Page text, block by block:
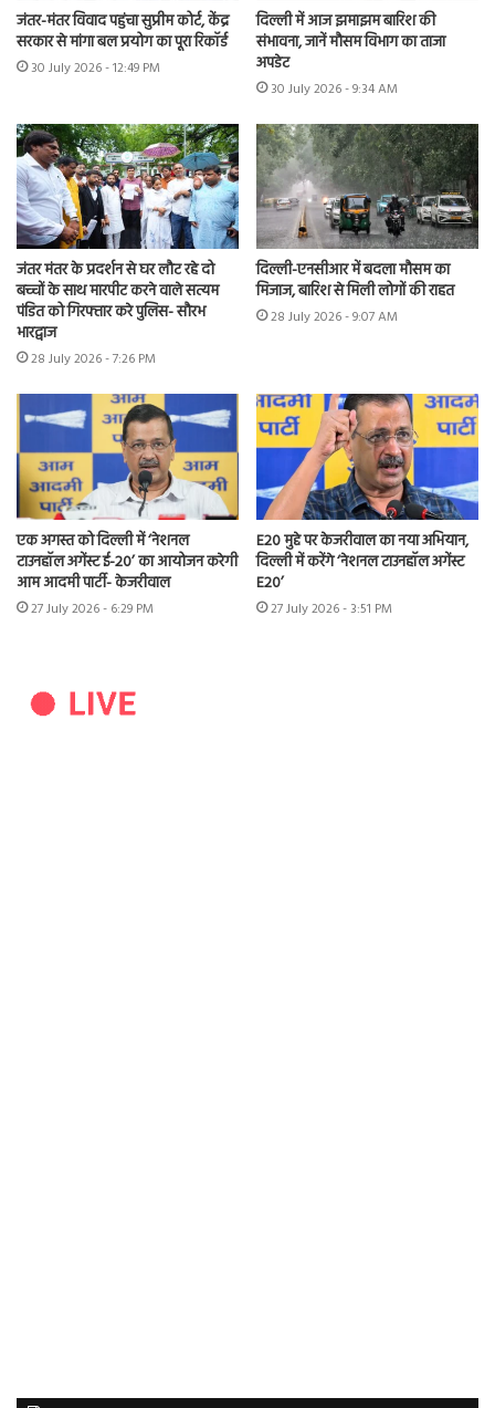
जंतर-मंतर विवाद पहुंचा सुप्रीम कोर्ट, केंद्र
सरकार से मांगा बल प्रयोग का पूरा रिकॉर्ड
30 July 2026 - 12:49 PM
दिल्ली में आज झमाझम बारिश की
संभावना, जानें मौसम विभाग का ताजा
अपडेट
30 July 2026 - 9:34 AM
जंतर मंतर के प्रदर्शन से घर लौट रहे दो
बच्चों के साथ मारपीट करने वाले सत्यम
पंडित को गिरफ्तार करे पुलिस- सौरभ
भारद्वाज
28 July 2026 - 7:26 PM
दिल्ली-एनसीआर में बदला मौसम का
मिजाज, बारिश से मिली लोगों की राहत
28 July 2026 - 9:07 AM
एक अगस्त को दिल्ली में ‘नेशनल
टाउनहॉल अगेंस्ट ई-20’ का आयोजन करेगी
आम आदमी पार्टी- केजरीवाल
27 July 2026 - 6:29 PM
E20 मुद्दे पर केजरीवाल का नया अभियान,
दिल्ली में करेंगे ‘नेशनल टाउनहॉल अगेंस्ट
E20’
27 July 2026 - 3:51 PM